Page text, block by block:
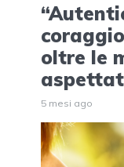
oltre le
5 mesi ago